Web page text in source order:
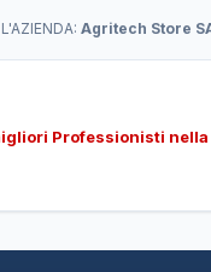
L'AZIENDA: Agritech Store
Professionisti nella